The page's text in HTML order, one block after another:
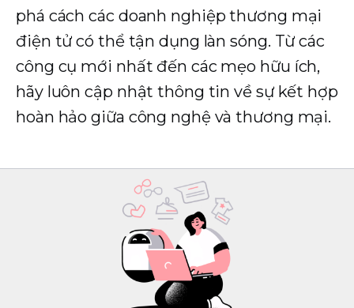
phá cách các doanh nghiệp thương mại
điện tử có thể tận dụng làn sóng. Từ các
công cụ mới nhất đến các mẹo hữu ích,
hãy luôn cập nhật thông tin về sự kết hợp
hoàn hảo giữa công nghệ và thương mại.